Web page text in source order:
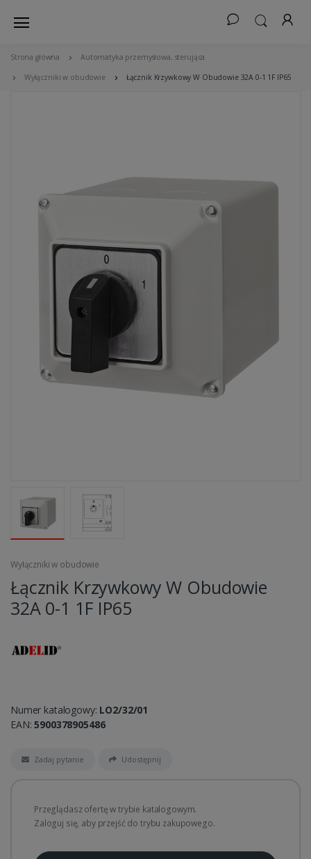
Strona główna Automatyka przemysłowa, sterująca
Wyłączniki w obudowie Łącznik Krzywkowy W Obudowie 32A 0-1 1F IP65
Wyłączniki w obudowie
Łącznik Krzywkowy W Obudowie
32A 0-1 1F IP65
Numer katalogowy: LO2/32/01
EAN:5900378905486
Zadaj pytanie Udostępnij
Przeglądasz ofertę w trybie katalogowym.
Zaloguj się, aby przejść do trybu zakupowego.